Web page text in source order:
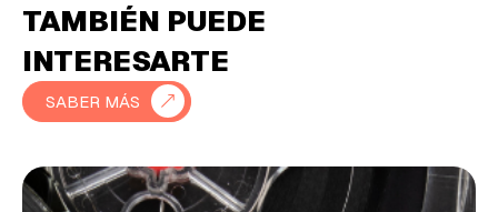
TAMBIÉN PUEDE
INTERESARTE
SABER MÁS